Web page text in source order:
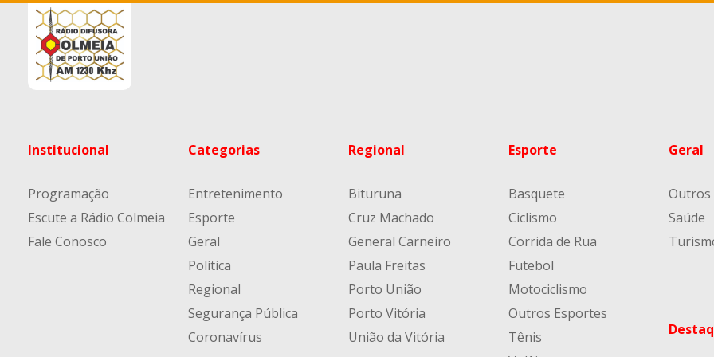
Institucional
Programação
Escute a Rádio Colmeia
Fale Conosco
Categorias
Entretenimento
Esporte
Geral
Política
Regional
Segurança Pública
Coronavírus
Regional
Bituruna
Cruz Machado
General Carneiro
Paula Freitas
Porto União
Porto Vitória
União da Vitória
Esporte
Basquete
Ciclismo
Corrida de Rua
Futebol
Motociclismo
Outros Esportes
Tênis
Geral
Outros
Saúde